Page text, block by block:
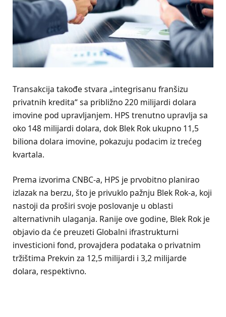
Transakcija takođe stvara „integrisanu franšizu
privatnih kredita“ sa približno 220 milijardi dolara
imovine pod upravljanjem. HPS trenutno upravlja sa
oko 148 milijardi dolara, dok Blek Rok ukupno 11,5
biliona dolara imovine, pokazuju podacim iz trećeg
kvartala.
Prema izvorima CNBC-a, HPS je prvobitno planirao
izlazak na berzu, što je privuklo pažnju Blek Rok-a, koji
nastoji da proširi svoje poslovanje u oblasti
alternativnih ulaganja. Ranije ove godine, Blek Rok je
objavio da će preuzeti Globalni ifrastrukturni
investicioni fond, provajdera podataka o privatnim
tržištima Prekvin za 12,5 milijardi i 3,2 milijarde
dolara, respektivno.